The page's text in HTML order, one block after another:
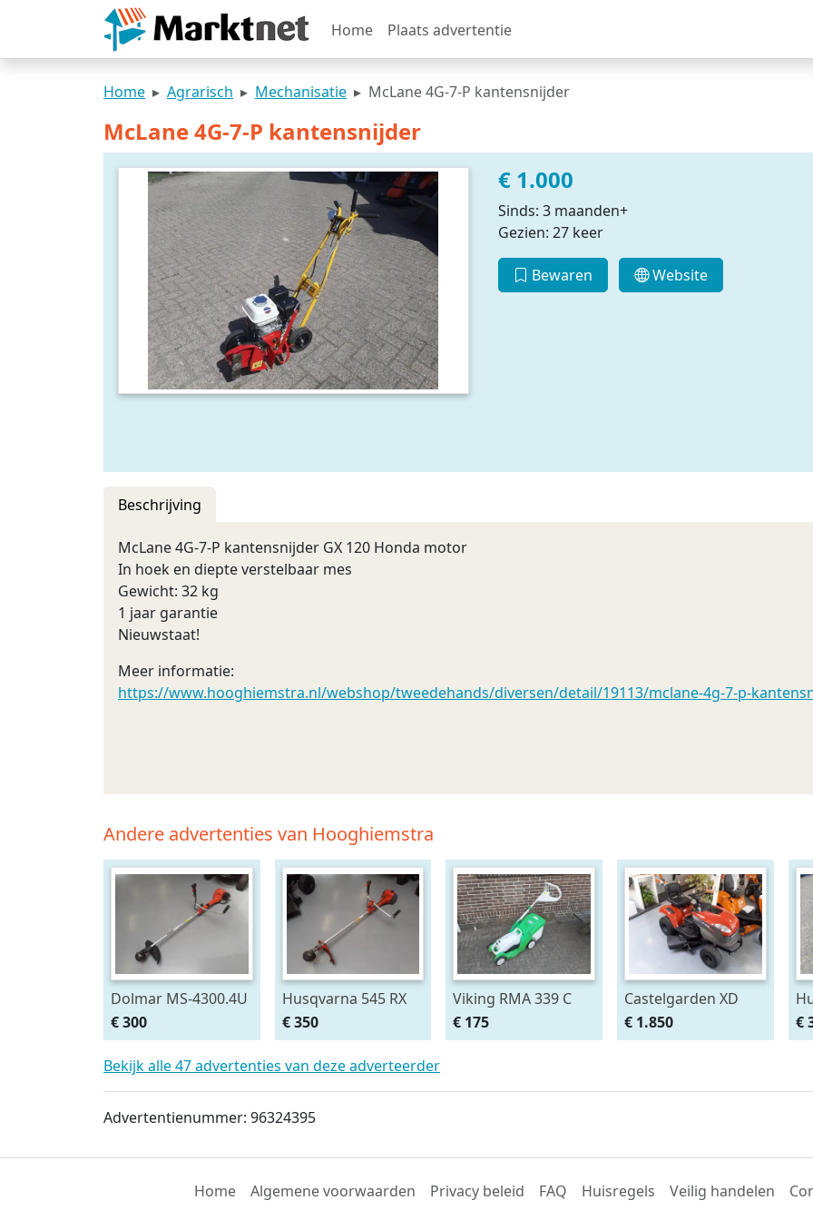
Home Plaats advertentie
Home Agrarisch Mechanisatie McLane 4G-7-P kantensnijder
McLane 4G-7-P kantensnijder
€ 1.000
Sinds: 3 maanden+
Gezien: 27 keer
Bewaren Website
Beschrijving
McLane 4G-7-P kantensnijder GX 120 Honda motor
In hoek en diepte verstelbaar mes
Gewicht: 32 kg
1 jaar garantie
Nieuwstaat!
Meer informatie:
https://www.hooghiemstra.nl/webshop/tweedehands/diversen/detail/19113/mclane-4g-7-p-
Andere advertenties van Hooghiemstra
Dolmar MS-4300.4U
bosmaaier
€ 300
Husqvarna 545 RX
bosmaaier
€ 350
Viking RMA 339 C
€ 175
Castelgarden XD
150 HD
€ 1.850 €
Bekijk alle 47 advertenties van deze adverteerder
Advertentienummer: 96324395
Home Algemene voorwaarden Privacy beleid FAQ Huisregels Veilig handelen